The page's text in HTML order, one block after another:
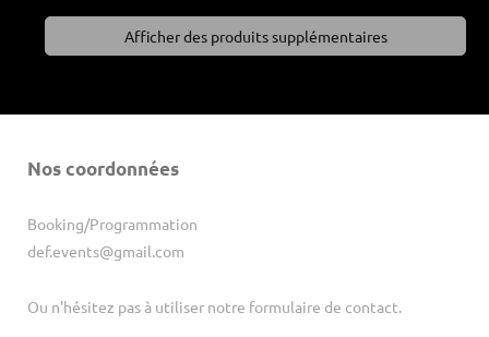
Afficher des produits supplémentaires
Nos coordonnées
Booking/Programmation
def.events@gmail.com
Ou n'hésitez pas à utiliser notre formulaire de contact.